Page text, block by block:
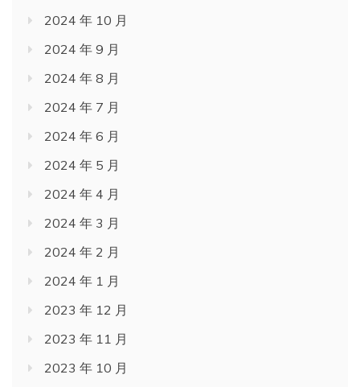
2024 年 10 月
2024 年 9 月
2024 年 8 月
2024 年 7 月
2024 年 6 月
2024 年 5 月
2024 年 4 月
2024 年 3 月
2024 年 2 月
2024 年 1 月
2023 年 12 月
2023 年 11 月
2023 年 10 月